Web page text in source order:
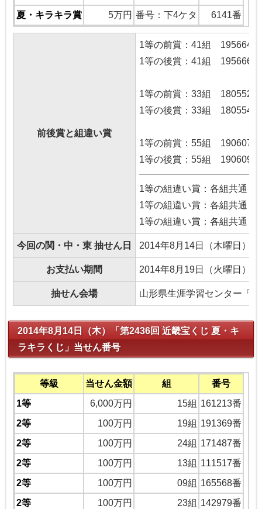
夏・キラキラ賞
5万円 番号：下4ケタ 6141番
前後賞と組違い賞
1等の前賞：41組 195664番
1等の後賞：41組 195666番
1等の前賞：33組 180552番
1等の後賞：33組 180554番
1等の前賞：55組 190607番
1等の後賞：55組 190609番
1等の組違い賞：各組共通
1等の組違い賞：各組共通
1等の組違い賞：各組共通
今回の関・中・東 抽せん日 2014年8月14日（木曜日）
お支払い期間 2014年8月19日（火曜日）
抽せん会場 山形県生涯学習センター「
2014年8月14日（木）「第2436回 近畿宝くじ 夏・キ
ラキラくじ」当せん番号
等級 当せん金額 組
番号
1等
6,000万円 15組 161213番
2等
100万円 19組 191369番
2等
100万円 24組 171487番
2等
100万円 13組 111517番
2等
100万円 09組 165568番
2等
100万円 23組 142979番